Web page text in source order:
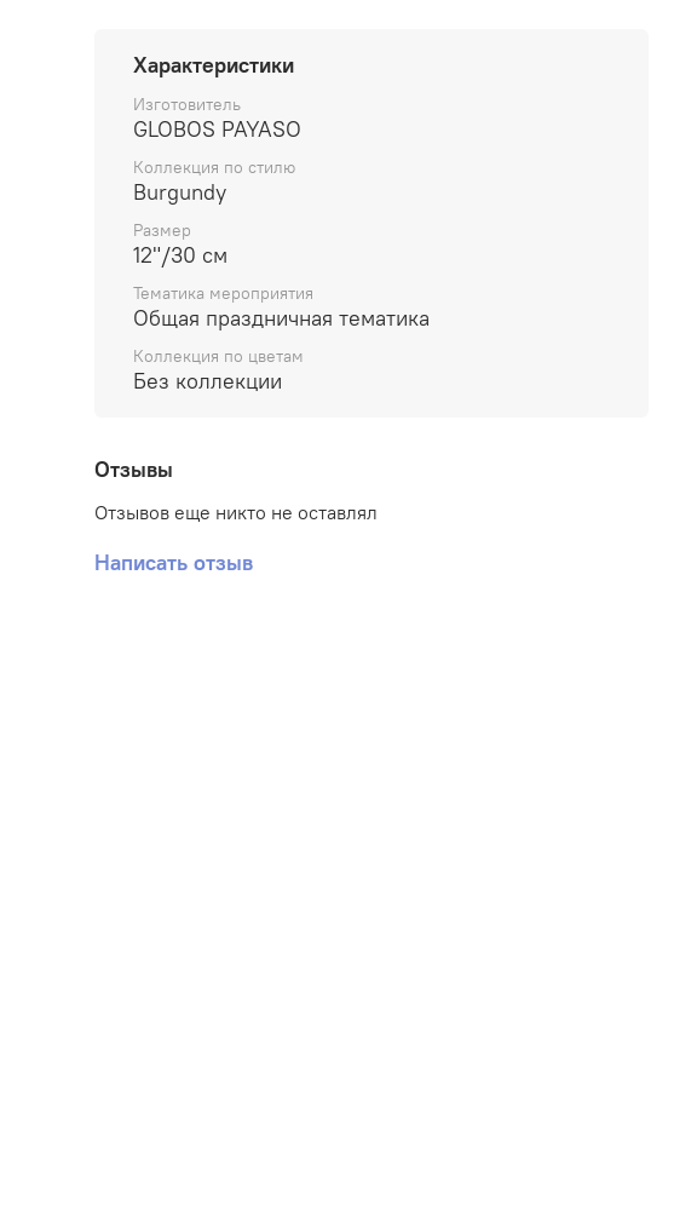
Характеристики
Изготовитель
GLOBOS PAYASO
Коллекция по стилю
Burgundy
Размер
12"/30 см
Тематика мероприятия
Общая праздничная тематика
Коллекция по цветам
Без коллекции
Отзывы
Отзывов еще никто не оставлял
Написать отзыв